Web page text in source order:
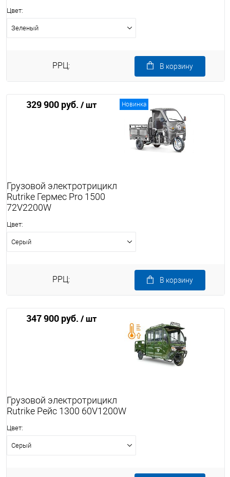
Цвет:
Зеленый
РРЦ:
329 900 руб. / шт
В корзину
Новинка
Грузовой электротрицикл
Rutrike Гермес Pro 1500
72V2200W
Цвет:
Серый
РРЦ:
347 900 руб. / шт
В корзину
Грузовой электротрицикл
Rutrike Рейс 1300 60V1200W
Цвет:
Серый